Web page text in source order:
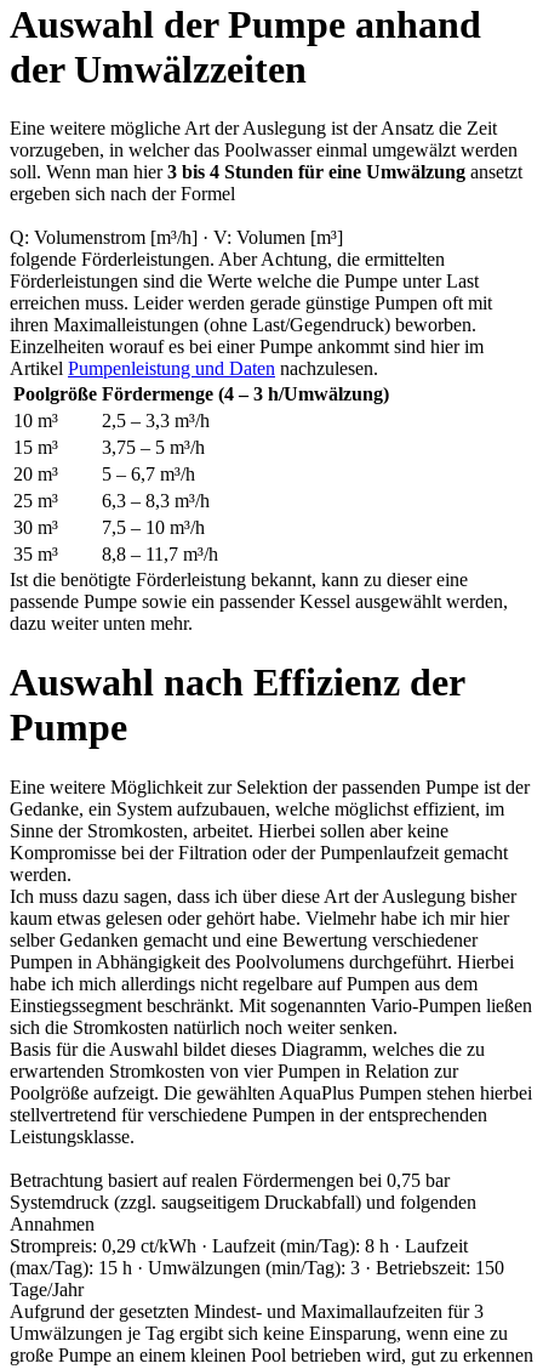
Auswahl der Pumpe anhand
der Umwälzzeiten
Eine weitere mögliche Art der Auslegung ist der Ansatz die Zeit
vorzugeben, in welcher das Poolwasser einmal umgewälzt werden
soll. Wenn man hier3 bis 4 Stunden für eine Umwälzung ansetzt
ergeben sich nach der Formel
Q: Volumenstrom [m³/h] · V: Volumen [m³]
folgende Förderleistungen. Aber Achtung, die ermittelten
Förderleistungen sind die Werte welche die Pumpe unter Last
erreichen muss. Leider werden gerade günstige Pumpen oft mit
ihren Maximalleistungen (ohne Last/Gegendruck) beworben.
Einzelheiten worauf es bei einer Pumpe ankommt sind hier im
Artikel Pumpenleistung und Daten nachzulesen.
Poolgröße Fördermenge (4 – 3 h/Umwälzung)
10 m³
2,5 – 3,3 m³/h
15 m³
3,75 – 5 m³/h
20 m³
5 – 6,7 m³/h
25 m³
6,3 – 8,3 m³/h
30 m³
7,5 – 10 m³/h
35 m³
8,8 – 11,7 m³/h
Ist die benötigte Förderleistung bekannt, kann zu dieser eine
passende Pumpe sowie ein passender Kessel ausgewählt werden,
dazu weiter unten mehr.
Auswahl nach Effizienz der
Pumpe
Eine weitere Möglichkeit zur Selektion der passenden Pumpe ist der
Gedanke, ein System aufzubauen, welche möglichst effizient, im
Sinne der Stromkosten, arbeitet. Hierbei sollen aber keine
Kompromisse bei der Filtration oder der Pumpenlaufzeit gemacht
werden.
Ich muss dazu sagen, dass ich über diese Art der Auslegung bisher
kaum etwas gelesen oder gehört habe. Vielmehr habe ich mir hier
selber Gedanken gemacht und eine Bewertung verschiedener
Pumpen in Abhängigkeit des Poolvolumens durchgeführt. Hierbei
habe ich mich allerdings nicht regelbare auf Pumpen aus dem
Einstiegssegment beschränkt. Mit sogenannten Vario-Pumpen ließen
sich die Stromkosten natürlich noch weiter senken.
Basis für die Auswahl bildet dieses Diagramm, welches die zu
erwartenden Stromkosten von vier Pumpen in Relation zur
Poolgröße aufzeigt. Die gewählten AquaPlus Pumpen stehen hierbei
stellvertretend für verschiedene Pumpen in der entsprechenden
Leistungsklasse.
Betrachtung basiert auf realen Fördermengen bei 0,75 bar
Systemdruck (zzgl. saugseitigem Druckabfall) und folgenden
Annahmen
Strompreis: 0,29 ct/kWh · Laufzeit (min/Tag): 8 h · Laufzeit
(max/Tag): 15 h · Umwälzungen (min/Tag): 3 · Betriebszeit: 150
Tage/Jahr
Aufgrund der gesetzten Mindest- und Maximallaufzeiten für 3
Umwälzungen je Tag ergibt sich keine Einsparung, wenn eine zu
große Pumpe an einem kleinen Pool betrieben wird, gut zu erkennen